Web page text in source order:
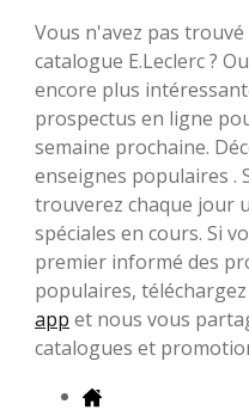
Vous n'avez pas
catalogue E.Leclerc ?
encore plus
prospectus en ligne
semaine prochaine.
enseignes populaires .
trouverez chaque jour
spéciales en cours. Si
premier informé des
populaires,
app et nous vous
catalogues et